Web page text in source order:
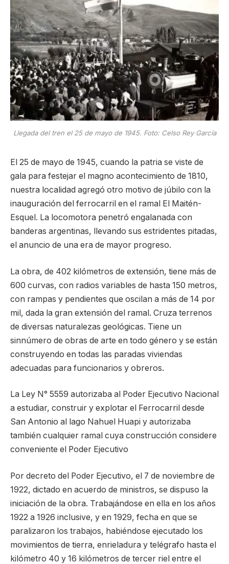
Llegada del tren el 25 de mayo de 1945. Foto: Celso Rey García
El 25 de mayo de 1945, cuando la patria se viste de
gala para festejar el magno acontecimiento de 1810,
nuestra localidad agregó otro motivo de júbilo con la
inauguración del ferrocarril en el ramal El Maitén-
Esquel. La locomotora penetró engalanada con
banderas argentinas, llevando sus estridentes pitadas,
el anuncio de una era de mayor progreso.
La obra, de 402 kilómetros de extensión, tiene más de
600 curvas, con radios variables de hasta 150 metros,
con rampas y pendientes que oscilan a más de 14 por
mil, dada la gran extensión del ramal. Cruza terrenos
de diversas naturalezas geológicas. Tiene un
sinnúmero de obras de arte en todo género y se están
construyendo en todas las paradas viviendas
adecuadas para funcionarios y obreros.
La Ley N° 5559 autorizaba al Poder Ejecutivo Nacional
a estudiar, construir y explotar el Ferrocarril desde
San Antonio al lago Nahuel Huapi y autorizaba
también cualquier ramal cuya construcción considere
conveniente el Poder Ejecutivo
Por decreto del Poder Ejecutivo, el 7 de noviembre de
1922, dictado en acuerdo de ministros, se dispuso la
iniciación de la obra. Trabajándose en ella en los años
1922 a 1926 inclusive, y en 1929, fecha en que se
paralizaron los trabajos, habiéndose ejecutado los
movimientos de tierra, enrieladura y telégrafo hasta el
kilómetro 40 y 16 kilómetros de tercer riel entre el